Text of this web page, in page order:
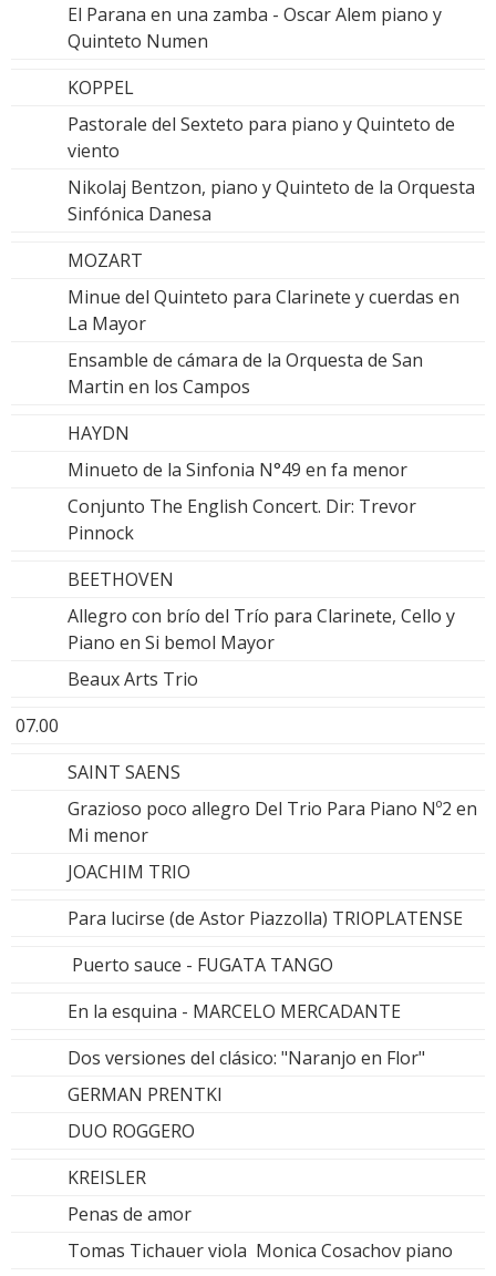
El Parana en una zamba - Oscar Alem piano y
Quinteto Numen
KOPPEL
Pastorale del Sexteto para piano y Quinteto de
viento
Nikolaj Bentzon, piano y Quinteto de la Orquesta
Sinfónica Danesa
MOZART
Minue del Quinteto para Clarinete y cuerdas en
La Mayor
Ensamble de cámara de la Orquesta de San
Martin en los Campos
HAYDN
Minueto de la Sinfonia N°49 en fa menor
Conjunto The English Concert. Dir: Trevor
Pinnock
BEETHOVEN
Allegro con brío del Trío para Clarinete, Cello y
Piano en Si bemol Mayor
Beaux Arts Trio
07.00
SAINT SAENS
Grazioso poco allegro Del Trio Para Piano Nº2 en
Mi menor
JOACHIM TRIO
Para lucirse (de Astor Piazzolla) TRIOPLATENSE
Puerto sauce - FUGATA TANGO
En la esquina - MARCELO MERCADANTE
Dos versiones del clásico: "Naranjo en Flor"
GERMAN PRENTKI
DUO ROGGERO
KREISLER
Penas de amor
Tomas Tichauer viola Monica Cosachov piano